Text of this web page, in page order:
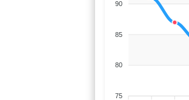
90
85
80
75